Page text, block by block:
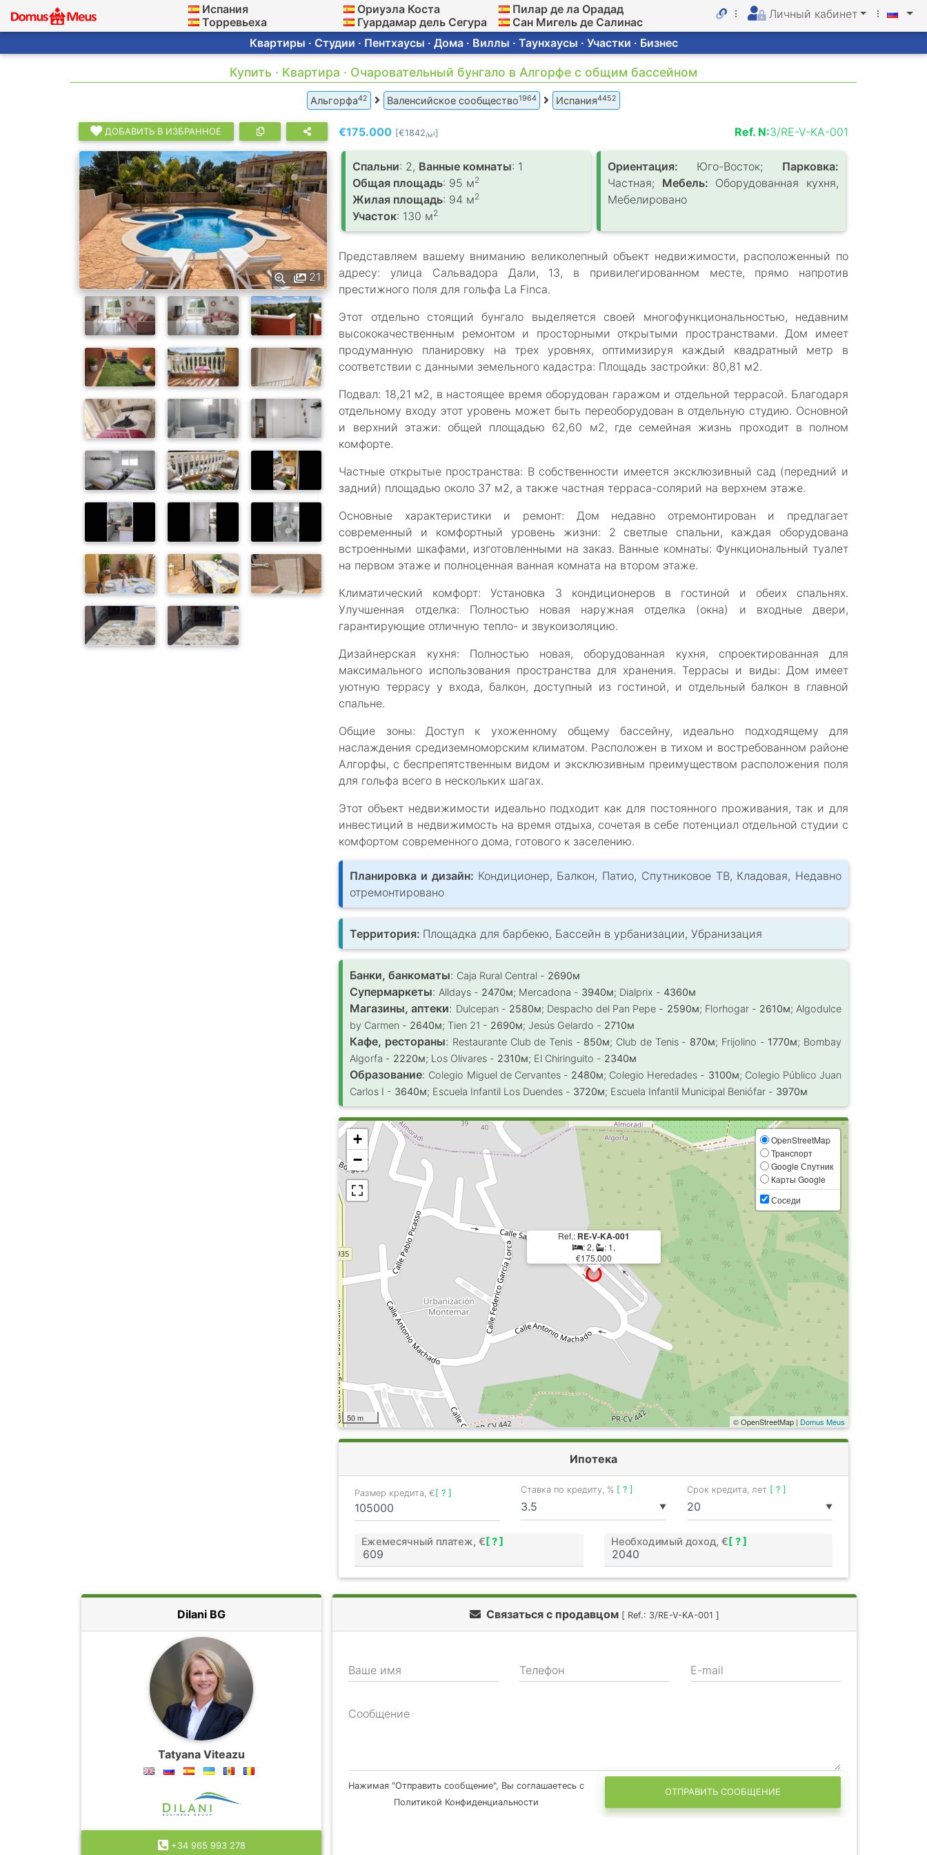
Испания
Торревьеха
Ориуэла Коста
Гуардамар дель Сегура
Пилар де ла Орадад
Сан Мигель де Салинас
Личный кабинет
Квартиры · Студии · Пентхаусы · Дома · Виллы · Таунхаусы · Участки · Бизнес
Купить · Квартира · Очаровательный бунгало в Алгорфе с общим бассейном
Альгорфа42 Валенсийское сообщество1964 Испания4452
ДОБАВИТЬ В ИЗБРАННОЕ
21
€175.000 [€1842/м2] Ref. N:3/RE-V-KA-001
Спальни: 2, Ванные комнаты: 1
Общая площадь: 95 м2
Жилая площадь: 94 м2
Участок: 130 м2
Ориентация: Юго-Восток; Парковка:
Частная; Мебель: Оборудованная кухня,
Мебелировано
Представляем вашему вниманию великолепный объект недвижимости, расположенный по
адресу: улица Сальвадора Дали, 13, в привилегированном месте, прямо напротив
престижного поля для гольфа La Finca.
Этот отдельно стоящий бунгало выделяется своей многофункциональностью, недавним
высококачественным ремонтом и просторными открытыми пространствами. Дом имеет
продуманную планировку на трех уровнях, оптимизируя каждый квадратный метр в
соответствии с данными земельного кадастра: Площадь застройки: 80,81 м2.
Подвал: 18,21 м2, в настоящее время оборудован гаражом и отдельной террасой. Благодаря
отдельному входу этот уровень может быть переоборудован в отдельную студию. Основной
и верхний этажи: общей площадью 62,60 м2, где семейная жизнь проходит в полном
комфорте.
Частные открытые пространства: В собственности имеется эксклюзивный сад (передний и
задний) площадью около 37 м2, а также частная терраса-солярий на верхнем этаже.
Основные характеристики и ремонт: Дом недавно отремонтирован и предлагает
современный и комфортный уровень жизни: 2 светлые спальни, каждая оборудована
встроенными шкафами, изготовленными на заказ. Ванные комнаты: Функциональный туалет
на первом этаже и полноценная ванная комната на втором этаже.
Климатический комфорт: Установка 3 кондиционеров в гостиной и обеих спальнях.
Улучшенная отделка: Полностью новая наружная отделка (окна) и входные двери,
гарантирующие отличную тепло- и звукоизоляцию.
Дизайнерская кухня: Полностью новая, оборудованная кухня, спроектированная для
максимального использования пространства для хранения. Террасы и виды: Дом имеет
уютную террасу у входа, балкон, доступный из гостиной, и отдельный балкон в главной
спальне.
Общие зоны: Доступ к ухоженному общему бассейну, идеально подходящему для
наслаждения средиземноморским климатом. Расположен в тихом и востребованном районе
Алгорфы, с беспрепятственным видом и эксклюзивным преимуществом расположения поля
для гольфа всего в нескольких шагах.
Этот объект недвижимости идеально подходит как для постоянного проживания, так и для
инвестиций в недвижимость на время отдыха, сочетая в себе потенциал отдельной студии с
комфортом современного дома, готового к заселению.
Планировка и дизайн: Кондиционер, Балкон, Патио, Спутниковое ТВ, Кладовая, Недавно
отремонтировано
Территория: Площадка для барбекю, Бассейн в урбанизации, Убранизация
Банки, банкоматы: Caja Rural Central - 2690м
Супермаркеты:Alldays - 2470м; Mercadona - 3940м; Dialprix -4360м
Магазины, аптеки: Dulcepan - 2580м; Despacho del Pan Pepe - 2590м; Florhogar - 2610м; Algodulce
by Carmen - 2640м; Tien 21 - 2690м; Jesús Gelardo - 2710м
Кафе, рестораны: Restaurante Club de Tenis - 850м; Club de Tenis - 870м; Frijolino - 1770м; Bombay
Algorfa - 2220м; Los Olivares - 2310м; El Chiringuito - 2340м
Образование: Colegio Miguel de Cervantes - 2480м; Colegio Heredades - 3100м; Colegio Público Juan
Carlos I - 3640м; Escuela Infantil Los Duendes - 3720м; Escuela Infantil Municipal Beniófar - 3970м
Ref.: RE-V-KA-001
: 2,
: 1,
€175.000
+
−
OpenStreetMap
Транспорт
Google Спутник
Карты Google
Соседи
50 m © OpenStreetMap | Domus Meus
Ипотека
Размер кредита, €[ ? ]
▼
Ставка по кредиту, % [ ? ]
▼
Срок кредита, лет [ ? ]
Ежемесячный платеж, € [ ? ] Необходимый доход, € [ ? ]
Dilani BG
Tatyana Viteazu
+34 965 993 278
Связаться с продавцом [ Ref.: 3/RE-V-KA-001 ]
Ваше имя Телефон E-mail
Сообщение
Нажимая "Отправить сообщение", Вы соглашаетесь с
Политикой Конфиденциальности
ОТПРАВИТЬ СООБЩЕНИЕ